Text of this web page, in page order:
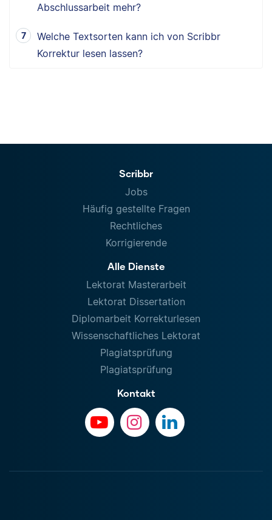
Abschlussarbeit mehr?
Welche Textsorten kann ich von Scribbr
Korrektur lesen lassen?
Scribbr
Jobs
Häufig gestellte Fragen
Rechtliches
Korrigierende
Alle Dienste
Lektorat Masterarbeit
Lektorat Dissertation
Diplomarbeit Korrekturlesen
Wissenschaftliches Lektorat
Plagiatsprüfung
Plagiatsprüfung
Kontakt